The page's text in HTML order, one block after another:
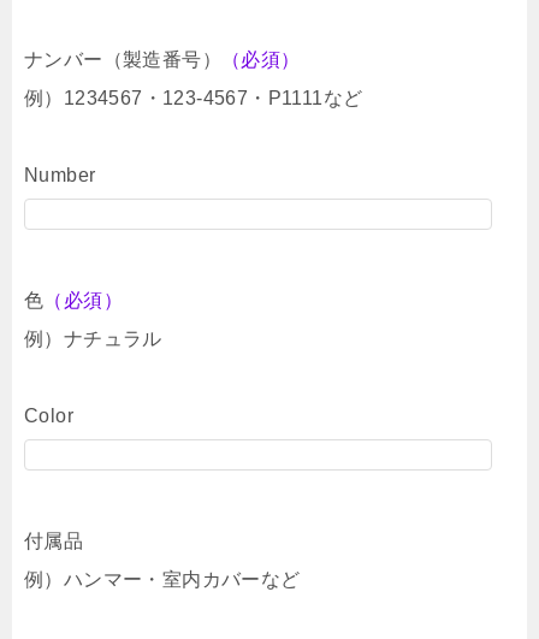
ナンバー（製造番号）
（必須）
例）1234567・123-4567・P1111など
Number
色 （必須）
例）ナチュラル
Color
付属品
例）ハンマー・室内カバーなど